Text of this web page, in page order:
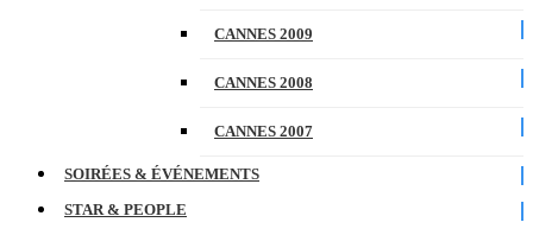
CANNES 2009
CANNES 2008
CANNES 2007
SOIRÉES & ÉVÉNEMENTS
STAR & PEOPLE